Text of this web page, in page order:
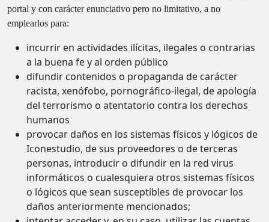
portal y con carácter enunciativo pero no limitativo, a no
emplearlos para:
incurrir en actividades ilícitas, ilegales o contrarias
a la buena fe y al orden público
difundir contenidos o propaganda de carácter
racista, xenófobo, pornográfico-ilegal, de apología
del terrorismo o atentatorio contra los derechos
humanos
provocar daños en los sistemas físicos y lógicos de
Iconestudio, de sus proveedores o de terceras
personas, introducir o difundir en la red virus
informáticos o cualesquiera otros sistemas físicos
o lógicos que sean susceptibles de provocar los
daños anteriormente mencionados;